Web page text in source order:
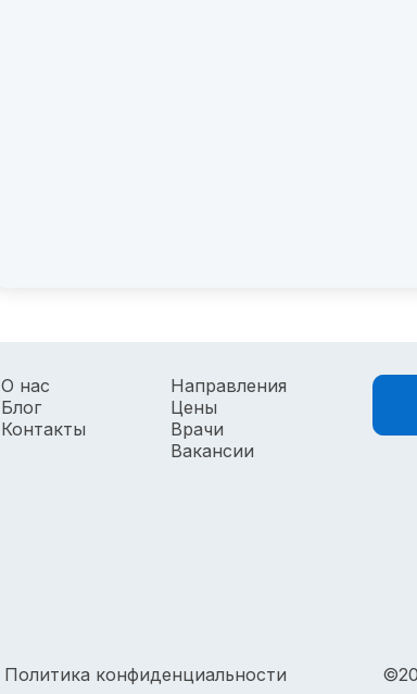
О нас
Блог
Контакты
Направления
Цены
Врачи
Вакансии
Политика конфиденциальности